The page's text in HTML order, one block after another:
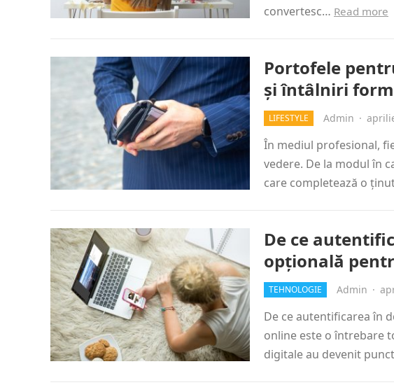
convertesc… Read more
Portofele
și întâlniri
LIFESTYLE Admin ·
În mediul profesional,
vedere. De la modul în
care completează o
De ce
opțională
TEHNOLOGIE Admin ·
De ce autentificarea în
online este o întrebare
digitale au devenit